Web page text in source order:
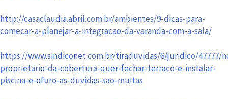
http://casaclaudia.abril.com.br/ambientes/9-dicas-para-
comecar-a-planejar-a-integracao-da-varanda-com-a-sala/
https://www.sindiconet.com.br/tiraduvidas/6/juridico/47777/
proprietario-da-cobertura-quer-fechar-terraco-e-instalar-
piscina-e-ofuro-as-duvidas-sao-muitas